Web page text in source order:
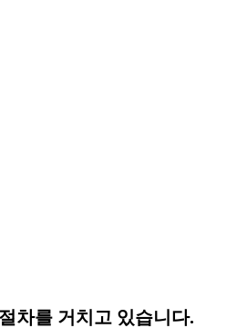
차를 거치고 있습니다.